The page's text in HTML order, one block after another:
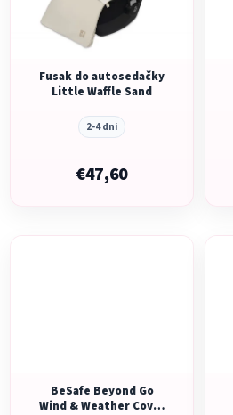
Fusak do autosedačky
Little Waffle Sand
2-4 dni
€47,60
BeSafe Beyond Go
Wind & Weather Cover